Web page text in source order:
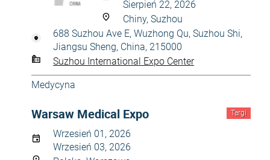
Sierpień 22, 2026
Chiny, Suzhou
688 Suzhou Ave E, Wuzhong Qu, Suzhou Shi,
Jiangsu Sheng, China, 215000
Suzhou International Expo Center
Medycyna
Targi
Warsaw Medical Expo
Wrzesień 01, 2026
Wrzesień 03, 2026